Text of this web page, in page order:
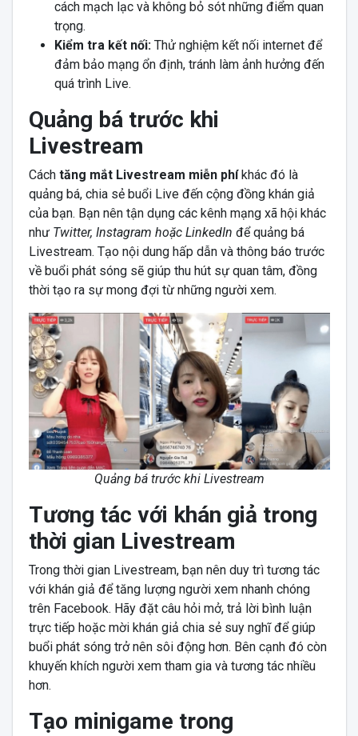
cách mạch lạc và không bỏ sót những điểm quan
trọng.
Kiểm tra kết nối:Thử nghiệm kết nối internet để
đảm bảo mạng ổn định, tránh làm ảnh hưởng đến
quá trình Live.
Quảng bá trước khi
Livestream
Cáchtăng mắt Livestream miễn phíkhác đó là
quảng bá, chia sẻ buổi Live đến cộng đồng khán giả
của bạn. Bạn nên tận dụng các kênh mạng xã hội khác
nhưTwitter, Instagram hoặc LinkedIn để quảng bá
Livestream. Tạo nội dung hấp dẫn và thông báo trước
về buổi phát sóng sẽ giúp thu hút sự quan tâm, đồng
thời tạo ra sự mong đợi từ những người xem.
Quảng bá trước khi Livestream
Tương tác với khán giả trong
thời gian Livestream
Trong thời gian Livestream, bạn nên duy trì tương tác
với khán giả để tăng lượng người xem nhanh chóng
trên Facebook. Hãy đặt câu hỏi mở, trả lời bình luận
trực tiếp hoặc mời khán giả chia sẻ suy nghĩ để giúp
buổi phát sóng trở nên sôi động hơn. Bên cạnh đó còn
khuyến khích người xem tham gia và tương tác nhiều
hơn.
Tạo minigame trong